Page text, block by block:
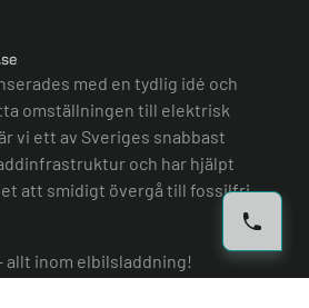
med en tydlig idé och
omställningen till elektrisk
vi ett av Sveriges snabbast
och har hjälpt
att smidigt övergå till fossilfri
allt inom elbilsladdning!